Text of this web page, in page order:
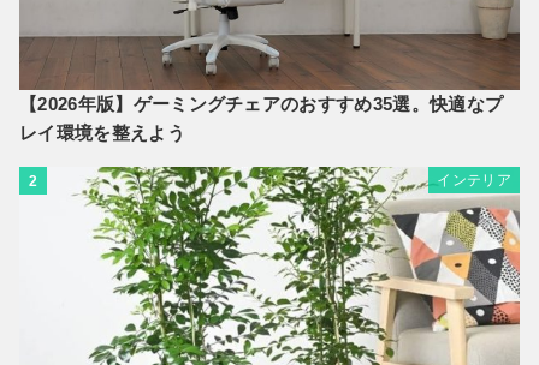
【2026年版】ゲーミングチェアのおすすめ35選。快適なプ
レイ環境を整えよう
2 インテリア